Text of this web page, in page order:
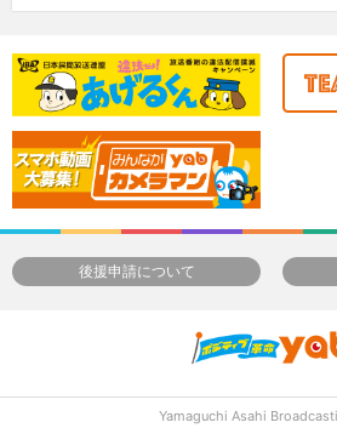
後援申請について
Yamaguchi Asahi